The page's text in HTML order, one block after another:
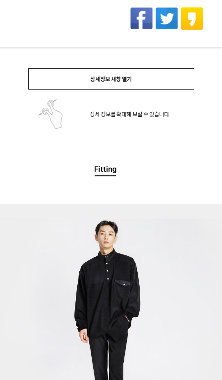
상세정보 새창 열기
상세 정보를 확대해 보실 수 있습니다.